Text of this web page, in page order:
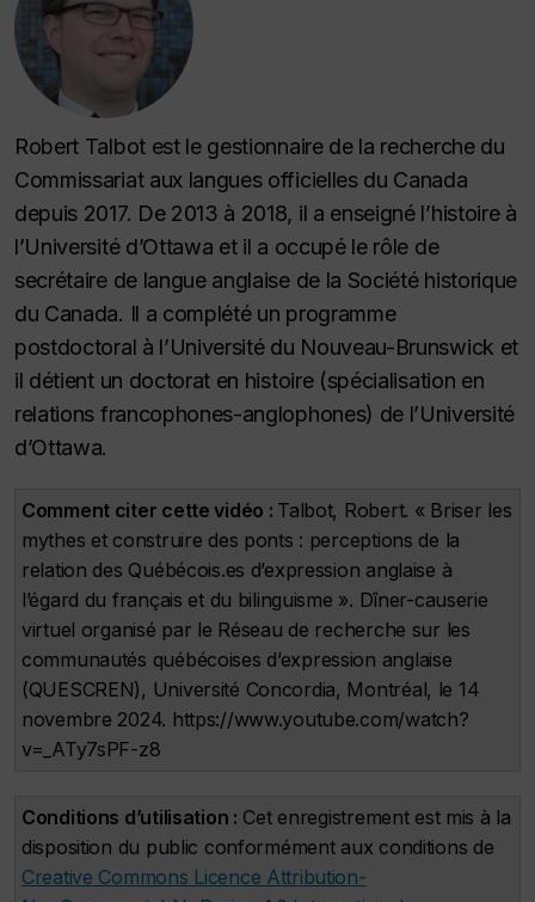
Robert Talbot est le gestionnaire de la recherche du
Commissariat aux langues officielles du Canada
depuis 2017. De 2013 à 2018, il a enseigné l’histoire à
l’Université d’Ottawa et il a occupé le rôle de
secrétaire de langue anglaise de la Société historique
du Canada. Il a complété un programme
postdoctoral à l’Université du Nouveau-Brunswick et
il détient un doctorat en histoire (spécialisation en
relations francophones-anglophones) de l’Université
d’Ottawa.
Comment citer cette vidéo : Talbot, Robert. « Briser les
mythes et construire des ponts : perceptions de la
relation des Québécois.es d’expression anglaise à
l’égard du français et du bilinguisme ». Dîner-causerie
virtuel organisé par le Réseau de recherche sur les
communautés québécoises d’expression anglaise
(QUESCREN), Université Concordia, Montréal, le 14
novembre 2024. https://www.youtube.com/watch?
v=_ATy7sPF-z8
Conditions d’utilisation : Cet enregistrement est mis à la
disposition du public conformément aux conditions de
Creative Commons Licence Attribution-